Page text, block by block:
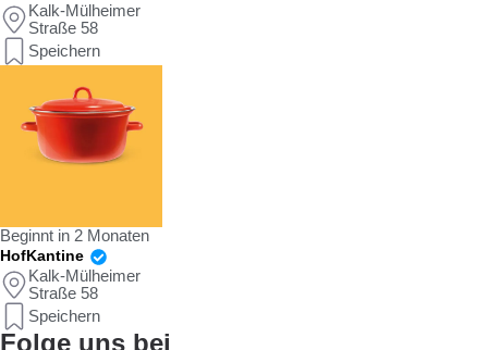
Kalk-Mülheimer
Straße 58
Speichern
Beginnt in 2 Monaten
HofKantine
Kalk-Mülheimer
Straße 58
Speichern
Folge uns bei